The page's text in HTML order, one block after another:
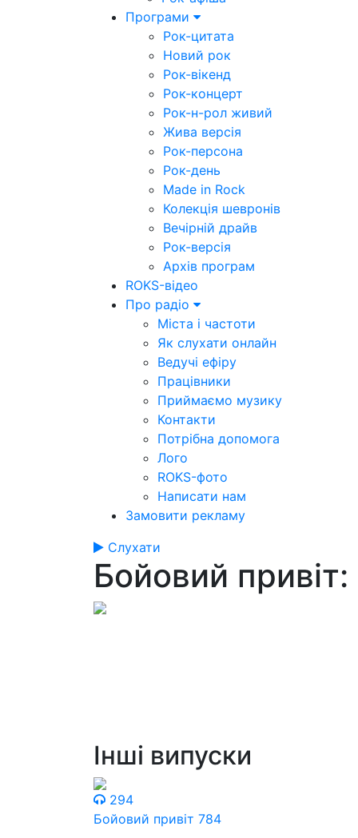
Програми
Рок-цитата
Новий рок
Рок-вікенд
Рок-концерт
Рок-н-рол живий
Жива версія
Рок-персона
Рок-день
Made in Rock
Колекція шевронів
Вечірній драйв
Рок-версія
Архів програм
ROKS-відео
Про радіо
Міста і частоти
Як слухати онлайн
Ведучі ефіру
Працівники
Приймаємо музику
Контакти
Потрібна допомога
Лого
ROKS-фото
Написати нам
Замовити рекламу
Слухати
Бойовий
Інші випуски
294
Бойовий привіт 784